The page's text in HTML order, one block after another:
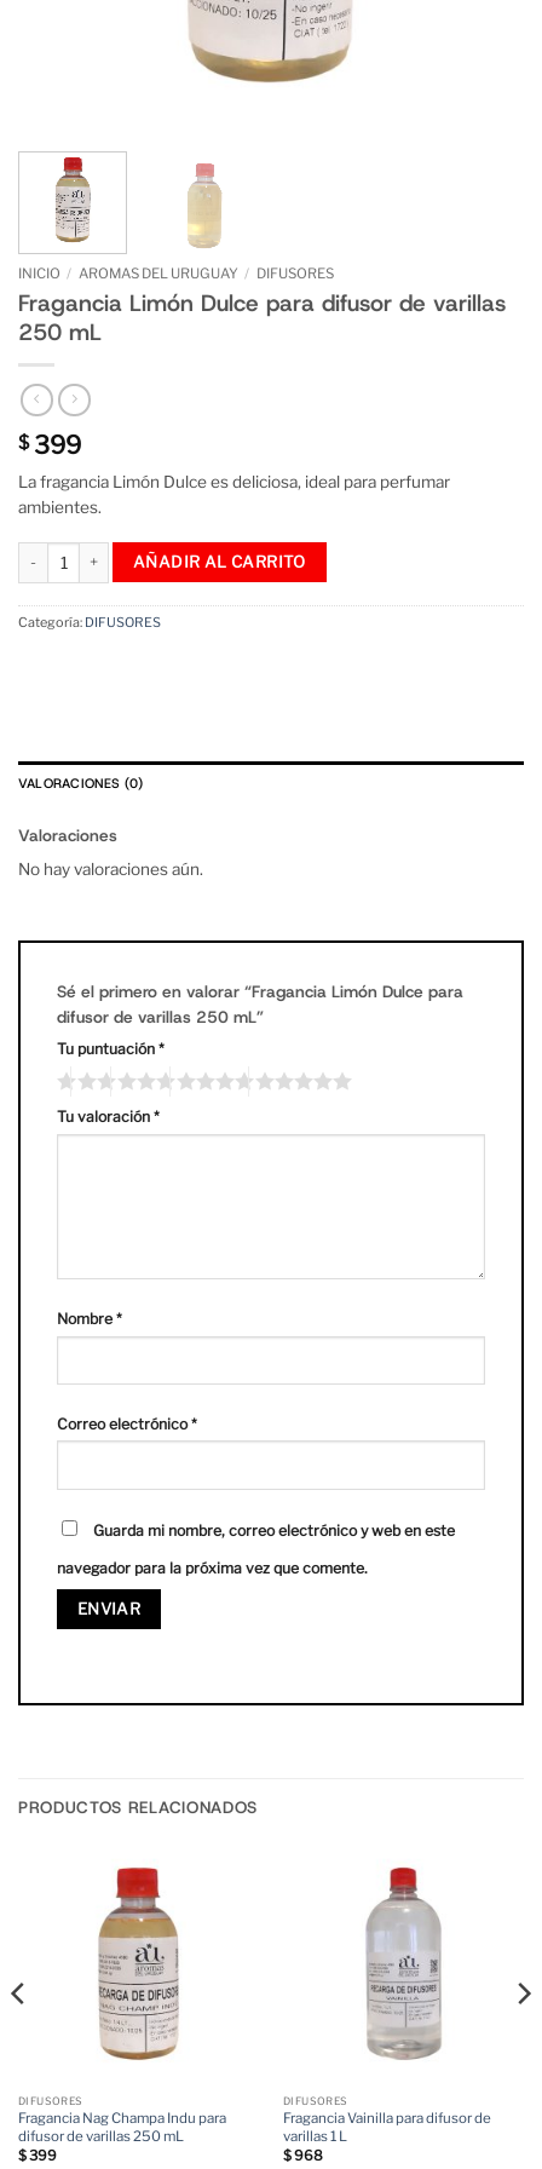
INICIO / AROMAS DEL URUGUAY / DIFUSORES
Fragancia Limón Dulce para difusor de varillas
250 mL
$399
La fragancia Limón Dulce es deliciosa, ideal para perfumar
ambientes.
Fragancia Limón Dulce para difusor de varillas 250 mL cantidad
AÑADIR AL CARRITO
Categoría: DIFUSORES
VALORACIONES (0)
Valoraciones
No hay valoraciones aún.
Sé el primero en valorar “Fragancia Limón Dulce para
difusor de varillas 250 mL”
Tu puntuación *
Tu valoración *
Nombre *
Correo electrónico*
Guarda mi nombre, correo electrónico y web en este
navegador para la próxima vez que comente.
PRODUCTOS RELACIONADOS
DIFUSORES
Fragancia Nag Champa Indu para
difusor de varillas 250 mL
$399
DIFUSORES
Fragancia Vainilla para difusor de
varillas 1 L
$968